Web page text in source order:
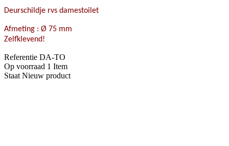
Deurschildje rvs damestoilet
Afmeting : Ø 75 mm
Zelfklevend!
Referentie DA-TO
Op voorraad 1 Item
StaatNieuw product